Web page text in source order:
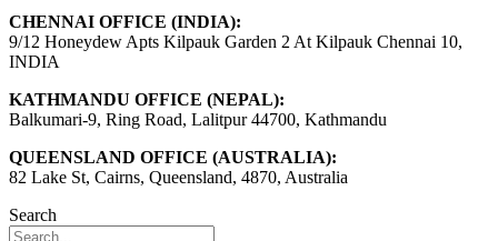
CHENNAI OFFICE (INDIA):
9/12 Honeydew Apts Kilpauk Garden 2 At Kilpauk Chennai 10,
INDIA
KATHMANDU OFFICE (NEPAL):
Balkumari-9, Ring Road, Lalitpur 44700, Kathmandu
QUEENSLAND OFFICE (AUSTRALIA):
82 Lake St, Cairns, Queensland, 4870, Australia
Search